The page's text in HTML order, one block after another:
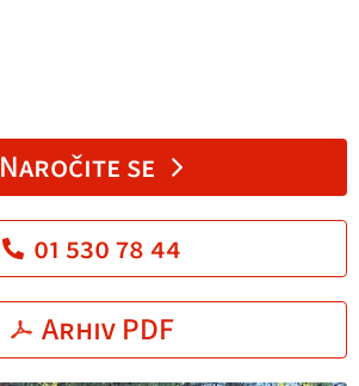
Naročite se
01 530 78 44
Arhiv PDF